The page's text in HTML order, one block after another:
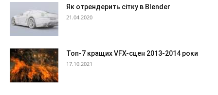
Як отрендерить сітку в Blender
21.04.2020
Топ-7 кращих VFX-сцен 2013-2014 роки
17.10.2021